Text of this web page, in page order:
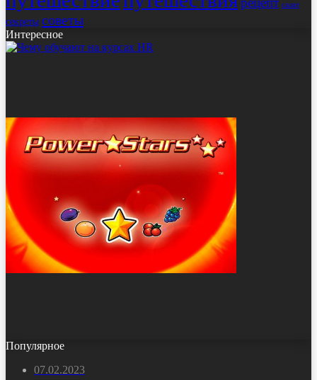
салат
секреты советы
Интересное
Популярное
07.02.2023